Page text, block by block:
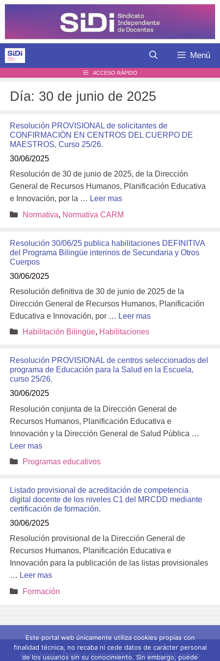
Saltar
Menú
ACCESO RÁPIDO
Día: 30 de junio de 2025
Resolución PROVISIONAL de solicitantes de
CONFIRMACIÓN EN CENTROS DEL CUERPO DE
MAESTROS, Curso 25/26.
30/06/2025
Resolución de 30 de junio de 2025, de la Dirección
General de Recursos Humanos, Planificación Educativa
e Innovación, por la … Leer mas
Categorías
Normativa, Normativa CARM
Resolución 30/06/25 publica habilitaciones DEFINITIVA
del Programa Bilingüe interinos de Secundaria y Otros
Cuerpos
30/06/2025
Resolución definitiva de 30 de junio de 2025 de la
Dirección General de Recursos Humanos, Planificación
Educativa e Innovación, por … Leer mas
Categorías
Habilitación Bilingüe, Habilitaciones
Resolución PROVISIONAL de centros seleccionados del
programa de Educación para la Salud en la Escuela,
curso 25/26.
30/06/2025
Resolución conjunta de la Dirección General de
Recursos Humanos, Planificación Educativa e
Innovación y la Dirección General de Salud Pública …
Leer mas
Categorías
Programas educativos
Listado provisional de acreditación de competencia
digital docente de los niveles C1 del MRCDD mediante
certificación de formación.
30/06/2025
Resolución provisional de la Dirección General de
Recursos Humanos, Planificación Educativa e
Innovación para la publicación de las listas provisionales
… Leer mas
Categorías
Formación
Aviso legal–Política de privacidad–Política de Cookies
Este portal web únicamente utiliza cookies propias con
finalidad técnica, no recaba ni cede datos de carácter personal
de los usuarios sin su conocimiento. Sin embargo, puede